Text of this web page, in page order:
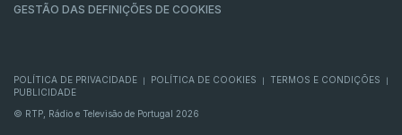
GESTÃO DAS DEFINIÇÕES DE COOKIES
POLÍTICA DE PRIVACIDADE POLÍTICA DE COOKIES TERMOS E CONDIÇÕES
PUBLICIDADE
© RTP, Rádio e Televisão de Portugal 2026